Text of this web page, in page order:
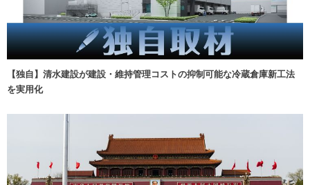
【独自】清水建設が建設・維持管理コストの抑制可能な冷蔵倉庫新工法
を実用化